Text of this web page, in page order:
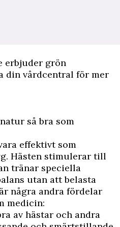
erbjuder grön
din vårdcentral för mer
så bra som
effektivt som
Hästen stimulerar till
tränar speciella
utan att belasta
några andra fördelar
medicin:
av hästar och andra